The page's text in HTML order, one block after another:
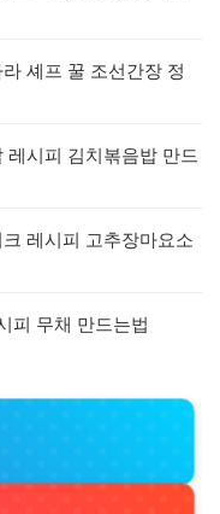
셰프 꿀 조선간장 정
시피 김치볶음밥 만드
레시피 고추장마요소
피 무채 만드는법